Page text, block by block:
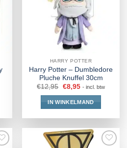
HARRY POTTER
Harry Potter – Dumbledore
Pluche Knuffel 30cm
€12,95 €8,95 - incl. btw
IN WINKELMAND